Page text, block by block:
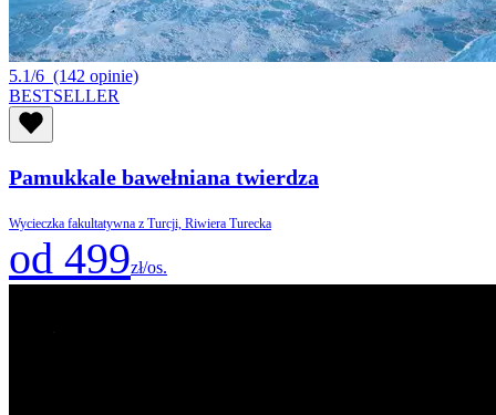
5.1/6 (142 opinie)
BESTSELLER
Pamukkale bawełniana twierdza
Wycieczka fakultatywna z Turcji, Riwiera Turecka
od 499zł/os.